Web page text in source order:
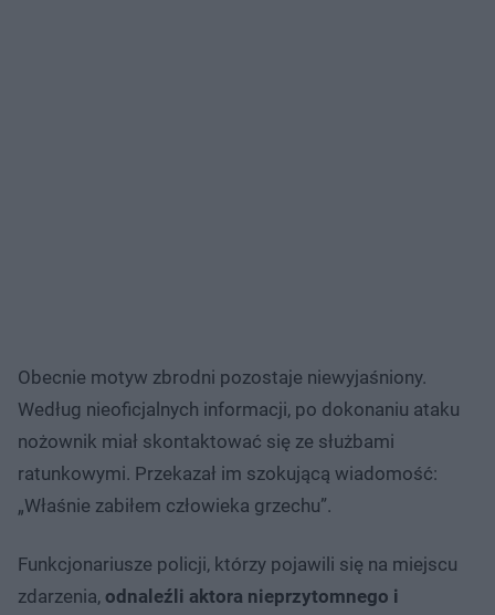
Obecnie motyw zbrodni pozostaje niewyjaśniony.
Według nieoficjalnych informacji, po dokonaniu ataku
nożownik miał skontaktować się ze służbami
ratunkowymi. Przekazał im szokującą wiadomość:
„Właśnie zabiłem człowieka grzechu”.
Funkcjonariusze policji, którzy pojawili się na miejscu
zdarzenia, odnaleźli aktora nieprzytomnego i